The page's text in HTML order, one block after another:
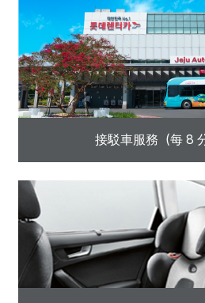
接駁車服務（每 8